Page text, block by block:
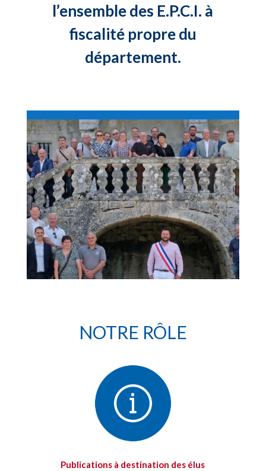
l’ensemble des E.P.C.I. à
fiscalité propre du
département.
NOTRE RÔLE
Publications à destination des élus